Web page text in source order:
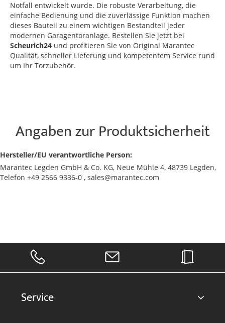
Notfall entwickelt wurde. Die robuste Verarbeitung, die
einfache Bedienung und die zuverlässige Funktion machen
dieses Bauteil zu einem wichtigen Bestandteil jeder
modernen Garagentoranlage. Bestellen Sie jetzt bei
Scheurich24 und profitieren Sie von Original Marantec
Qualität, schneller Lieferung und kompetentem Service rund
um Ihr Torzubehör.
Angaben zur Produktsicherheit
Hersteller/EU verantwortliche Person:
Marantec Legden GmbH & Co. KG, Neue Mühle 4, 48739 Legden,
Telefon +49 2566 9336-0 , sales@marantec.com
Service